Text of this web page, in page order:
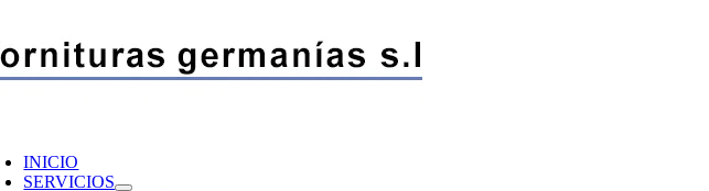
contenido
INICIO
SERVICIOS